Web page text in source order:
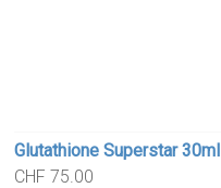
Glutathione Superstar 30ml
CHF 75.00